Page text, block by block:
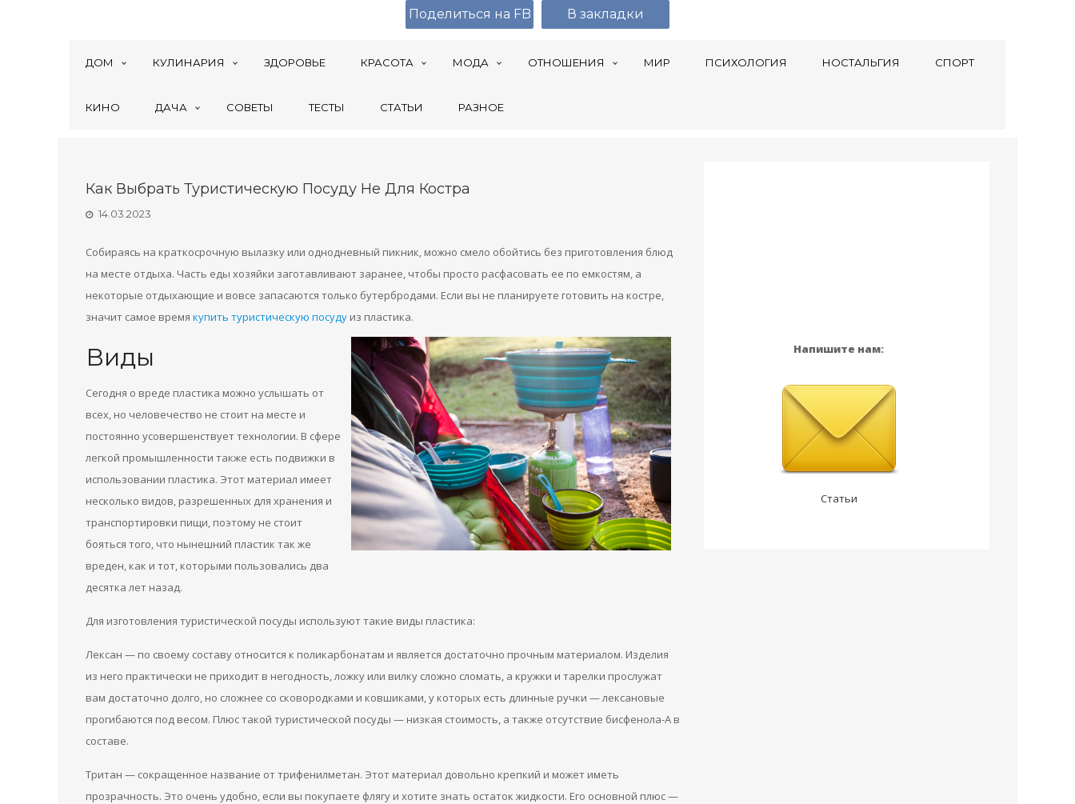
ДОМ КУЛИНАРИЯ ЗДОРОВЬЕ КРАСОТА МОДА ОТНОШЕНИЯ МИР ПСИХОЛОГИЯ НОСТАЛЬГИЯ СПОРТ
КИНО ДАЧА СОВЕТЫ ТЕСТЫ СТАТЬИ РАЗНОЕ
Как Выбрать Туристическую Посуду Не Для Костра
14.03.2023
Собираясь на краткосрочную вылазку или однодневный пикник, можно смело обойтись без приготовления блюд
на месте отдыха. Часть еды хозяйки заготавливают заранее, чтобы просто расфасовать ее по емкостям, а
некоторые отдыхающие и вовсе запасаются только бутербродами. Если вы не планируете готовить на костре,
значит самое время купить туристическую посуду из пластика.
Виды
Сегодня о вреде пластика можно услышать от
всех, но человечество не стоит на месте и
постоянно усовершенствует технологии. В сфере
легкой промышленности также есть подвижки в
использовании пластика. Этот материал имеет
несколько видов, разрешенных для хранения и
транспортировки пищи, поэтому не стоит
бояться того, что нынешний пластик так же
вреден, как и тот, которыми пользовались два
десятка лет назад.
Для изготовления туристической посуды используют такие виды пластика:
Лексан — по своему составу относится к поликарбонатам и является достаточно прочным материалом. Изделия
из него практически не приходит в негодность, ложку или вилку сложно сломать, а кружки и тарелки прослужат
вам достаточно долго, но сложнее со сковородками и ковшиками, у которых есть длинные ручки — лексановые
прогибаются под весом. Плюс такой туристической посуды — низкая стоимость, а также отсутствие бисфенола-А в
составе.
Тритан — сокращенное название от трифенилметан. Этот материал довольно крепкий и может иметь
прозрачность. Это очень удобно, если вы покупаете флягу и хотите знать остаток жидкости. Его основной плюс —
Напишите нам:
Статьи
Поделиться на FB В закладки